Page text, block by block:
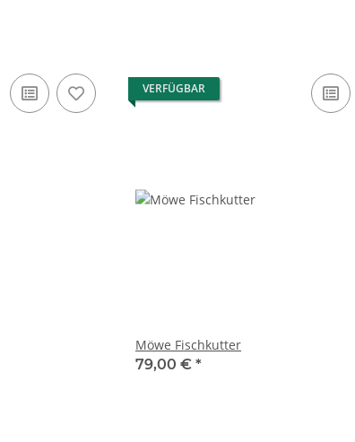
VERFÜGBAR
Möwe Fischkutter
79,00 € *